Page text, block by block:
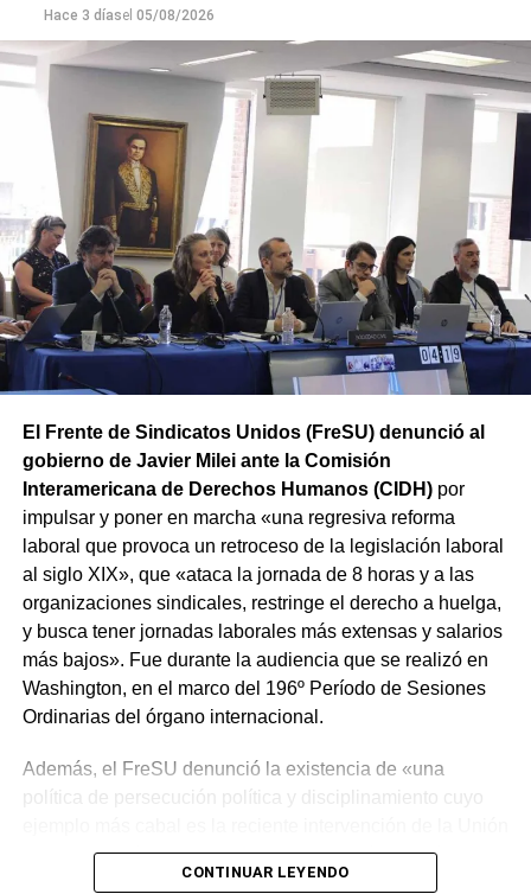
destacar que numerosos senadores y gobernadores ya
habían adelantado su rechazo a esta modificación.
De esta forma, ATE mantiene la movilización prevista
y concentrará a partir de las 12 hs en Av. Rivadavia y
Rodriguez Peña (CABA).Además, las movilizaciones se
replicarán en las principales ciudades de todas las
provincias en el marco de la Jornada Nacional de Lucha
convocada por el sindicato.
Hace 3 díasel 05/08/2026
El Frente de Sindicatos Unidos (FreSU) denunció al
gobierno de Javier Milei ante la Comisión
Interamericana de Derechos Humanos (CIDH)por
impulsar y poner en marcha «una regresiva reforma
laboral que provoca un retroceso de la legislación laboral
al siglo XIX», que «ataca la jornada de 8 horas y a las
organizaciones sindicales, restringe el derecho a huelga,
y busca tener jornadas laborales más extensas y salarios
más bajos». Fue durante la audiencia que se realizó en
Washington, en el marco del 196º Período de Sesiones
Ordinarias del órgano internacional.
Además, el FreSU denunció la existencia de «una
política de persecución política y disciplinamiento cuyo
Obrera Metalúrgica (UOM) y la persecución mediática,
gremial, jurídica y personal» desplegada por funcionarios
CONTINUAR LEYENDO